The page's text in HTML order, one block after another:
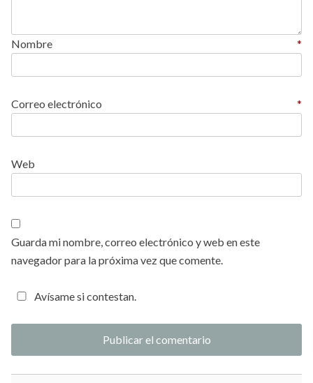
Nombre *
Correo electrónico *
Web
Guarda mi nombre, correo electrónico y web en este
navegador para la próxima vez que comente.
Avísame si contestan.